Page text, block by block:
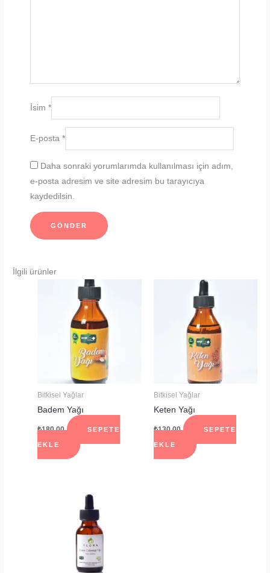
İsim*
E-posta*
Daha sonraki yorumlarımda kullanılması için adım,
e-posta adresim ve site adresim bu tarayıcıya
kaydedilsin.
İlgili ürünler
Bitkisel Yağlar
Badem Yağı
₺180.00 SEPETE
EKLE
Bitkisel Yağlar
Keten Yağı
₺130.00 SEPETE
EKLE